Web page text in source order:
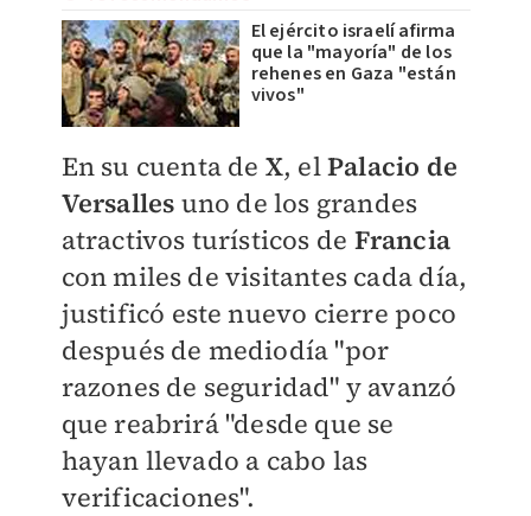
El ejército israelí afirma
que la "mayoría" de los
rehenes en Gaza "están
vivos"
En su cuenta de X, elPalacio de
Versalles uno de los grandes
atractivos turísticos de Francia
con miles de visitantes cada día,
justificó este nuevo cierre poco
después de mediodía "por
razones de seguridad" y avanzó
que reabrirá "desde que se
hayan llevado a cabo las
verificaciones".